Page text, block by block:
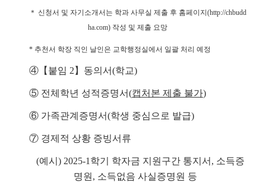
＊ 신청서 및 자기소개서는 학과 사무실 제출 후 홈페이지(http://chbudd
ha.com) 작성 및 제출 요망
* 추천서 학장 직인 날인은 교학행정실에서 일괄 처리 예정
④【붙임 2】동의서(학교)
⑤ 전체학년 성적증명서(캡처본 제출 불가)
⑥ 가족관계증명서(학생 중심으로 발급)
⑦ 경제적 상황 증빙서류
(예시) 2025-1학기 학자금 지원구간 통지서, 소득증
명원, 소득없음 사실증명원 등